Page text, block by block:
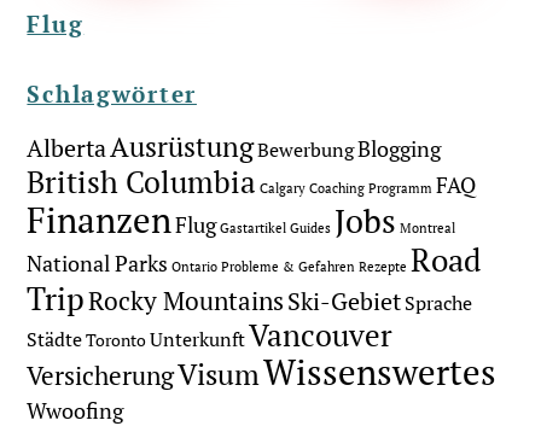
Flug
Schlagwörter
AlbertaAusrüstungBewerbungBlogging
British Columbia Calgary Coaching Programm FAQ
FinanzenFlug Gastartikel Guides Jobs Montreal
National Parks Ontario Probleme & Gefahren Rezepte Road
TripRocky MountainsSki-GebietSprache
StädteTorontoUnterkunftVancouver
VersicherungVisumWissenswertes
Wwoofing